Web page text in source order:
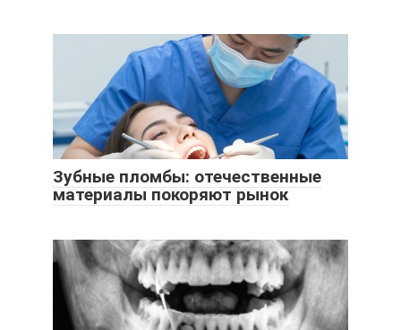
Зубные пломбы: отечественные
материалы покоряют рынок